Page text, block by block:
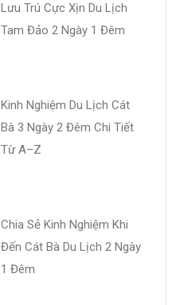
Lưu Trú Cực Xịn Du Lịch
Tam Đảo 2 Ngày 1 Đêm
Kinh Nghiệm Du Lịch Cát
Bà 3 Ngày 2 Đêm Chi Tiết
Từ A–Z
Chia Sẻ Kinh Nghiệm Khi
Đến Cát Bà Du Lịch 2 Ngày
1 Đêm